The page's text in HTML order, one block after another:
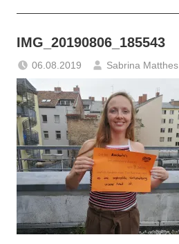
IMG_20190806_185543
06.08.2019 Sabrina Matthes